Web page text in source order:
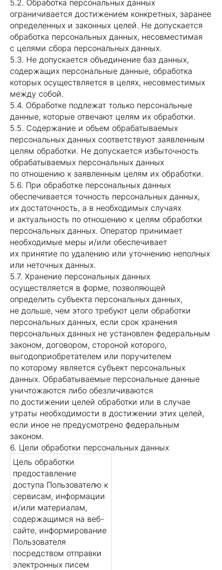
5.2. Обработка персональных данных
ограничивается достижением конкретных, заранее
определенных и законных целей. Не допускается
обработка персональных данных, несовместимая
с целями сбора персональных данных.
5.3. Не допускается объединение баз данных,
содержащих персональные данные, обработка
которых осуществляется в целях, несовместимых
между собой.
5.4. Обработке подлежат только персональные
данные, которые отвечают целям их обработки.
5.5. Содержание и объем обрабатываемых
персональных данных соответствуют заявленным
целям обработки. Не допускается избыточность
обрабатываемых персональных данных
по отношению к заявленным целям их обработки.
5.6. При обработке персональных данных
обеспечивается точность персональных данных,
их достаточность, а в необходимых случаях
и актуальность по отношению к целям обработки
персональных данных. Оператор принимает
необходимые меры и/или обеспечивает
их принятие по удалению или уточнению неполных
или неточных данных.
5.7. Хранение персональных данных
осуществляется в форме, позволяющей
определить субъекта персональных данных,
не дольше, чем этого требуют цели обработки
персональных данных, если срок хранения
персональных данных не установлен федеральным
законом, договором, стороной которого,
выгодоприобретателем или поручителем
по которому является субъект персональных
данных. Обрабатываемые персональные данные
уничтожаются либо обезличиваются
по достижении целей обработки или в случае
утраты необходимости в достижении этих целей,
если иное не предусмотрено федеральным
законом.
6. Цели обработки персональных данных
Цель обработки
предоставление
доступа Пользователю к
сервисам, информации
и/или материалам,
содержащимся на веб-
сайте, информирование
Пользователя
посредством отправки
электронных писем